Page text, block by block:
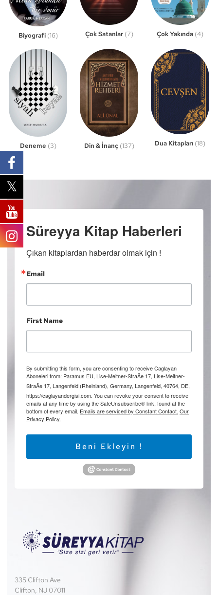
Biyografi (16) Çok Satanlar (7) Çok Yakında (4)
Deneme (3) Din & İnanç (137) Dua Kitapları (18)
Süreyya Kitap Haberleri
Çıkan kitaplardan haberdar olmak için !
Email
First Name
By submitting this form, you are consenting to receive Caglayan
Aboneleri from: Paramus EU, Lise-Meitner-StraÃe 17, Lise-Meitner-
StraÃe 17, Langenfeld (Rheinland), Germany, Langenfeld, 40764, DE,
https://caglayandergisi.com. You can revoke your consent to receive
emails at any time by using the SafeUnsubscribe® link, found at the
bottom of every email. Emails are serviced by Constant Contact. Our
Privacy Policy.
Beni Ekleyin !
335 Clifton Ave
Clifton, NJ 07011